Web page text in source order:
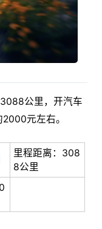
公里，开汽车
元左右。
里程距离：308
8公里